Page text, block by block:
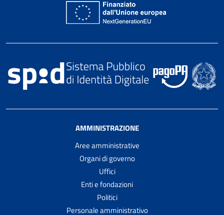
AMMINISTRAZIONE
Aree amministrative
Organi di governo
Uffici
Enti e fondazioni
Politici
Personale amministrativo